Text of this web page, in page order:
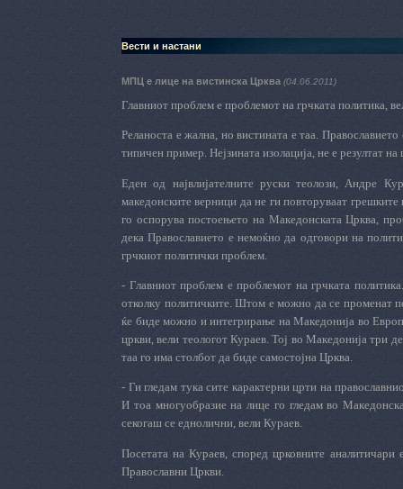
Вести и настани
МПЦ е лице на вистинска Црква (04.06.2011)
Главниот проблем е проблемот на грчката политика,
Реланоста е жална, но вистината е таа.
типичен пример. Нејзината изолација, не е резултат
Еден од највлијателните руски теолози, Андре
македонските верници да не ги повторуваат
го оспорува постоењето на Македонската Црква,
дека Православието е немоќно да одговори на
грчкиот политички проблем.
- Главниот проблем е проблемот на грчката
отколку политичките. Штом е можно да се променат
ќе биде можно и интегрирање на Македонија во
цркви, вели теологот Кураев. Тој во Македонија
таа го има столбот да биде самостојна Црква.
- Ги гледам тука сите карактерни црти на
И тоа многуобразие на лице го гледам воМ
секогаш се еднолични, вели Кураев.
Посетата на Кураев, според црковните
Православни Цркви.